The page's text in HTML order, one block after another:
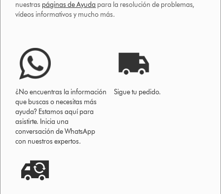
nuestras páginas de Ayuda para la resolución de problemas,
vídeos informativos y mucho más.
¿No encuentras la información
que buscas o necesitas más
ayuda? Estamos aquí para
asistirte. Inicia una
conversación de WhatsApp
con nuestros expertos.
Sigue tu pedido.